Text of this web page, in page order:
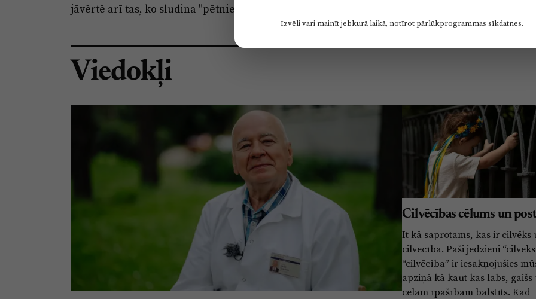
jāvērtē arī tas, ko sludina "pētnieciskās žurnālistikas" vārda valkātāji...
Viedokļi
Cilvēcības cēlums un
It kā saprotams, kas ir cilvēks
cilvēcība. Paši jēdzieni
“cilvēcība” ir iesakņojušies
apziņā kā kaut kas labs, gaišs
cēlām īpašībām balstīts. Kad
Izvēli vari mainīt jebkurā laikā, notīrot pārlūkprogrammas sīkdatnes.